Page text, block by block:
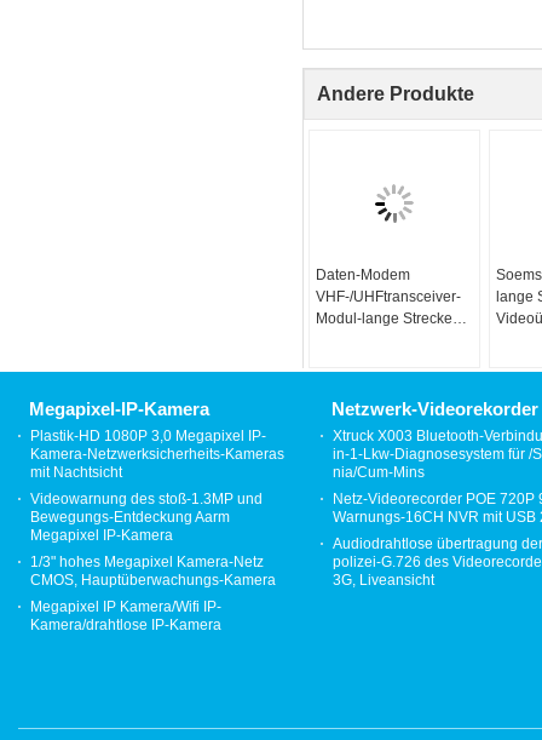
Andere Produkte
Daten-Modem
VHF-/UHFtransceiver-
Modul-lange Strecke
lange
Megapixel-IP-Kamera
Plastik-HD 1080P 3,0 Megapixel IP-
Kamera-Netzwerksicherheits-Kameras
mit Nachtsicht
Videowarnung des stoß-1.3MP und
Bewegungs-Entdeckung Aarm
Megapixel IP-Kamera
1/3" hohes Megapixel Kamera-Netz
CMOS, Hauptüberwachungs-Kamera
Megapixel IP Kamera/Wifi IP-
Kamera/drahtlose IP-Kamera
Netzwerk-Videorekorder
Xtruck X003 Bluetooth-
in-1-Lkw-Diagnosesystem für /
nia/Cum-Mins
Netz-Videorecorder POE 720P
Warnungs-16CH NVR mit USB
Audiodrahtlose übertragung der
polizei-G.726 des
3G, Liveansicht